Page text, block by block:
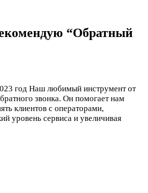
“Обратный
год Наш любимый инструмент от
звонка. Он помогает нам
клиентов с операторами,
уровень сервиса и увеличивая